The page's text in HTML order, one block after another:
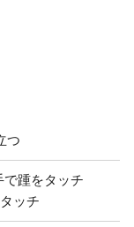
つ
で踵をタッチ
ッチ